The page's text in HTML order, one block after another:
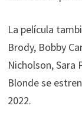
La película
Brody, Bobby
Nicholson, Sara
Blonde se
2022.